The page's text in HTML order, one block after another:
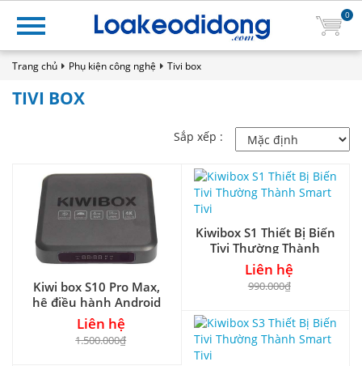
0
Trang chủ Phụ kiện công nghệ Tivi box
TIVI BOX
Sắp xếp :
Kiwi box S10 Pro Max,
hệ điều hành Android
OS 12
Liên hệ
1.500.000₫
Kiwibox S1 Thiết Bị Biến
Tivi Thường Thành
Smart Tivi
Liên hệ
990.000₫